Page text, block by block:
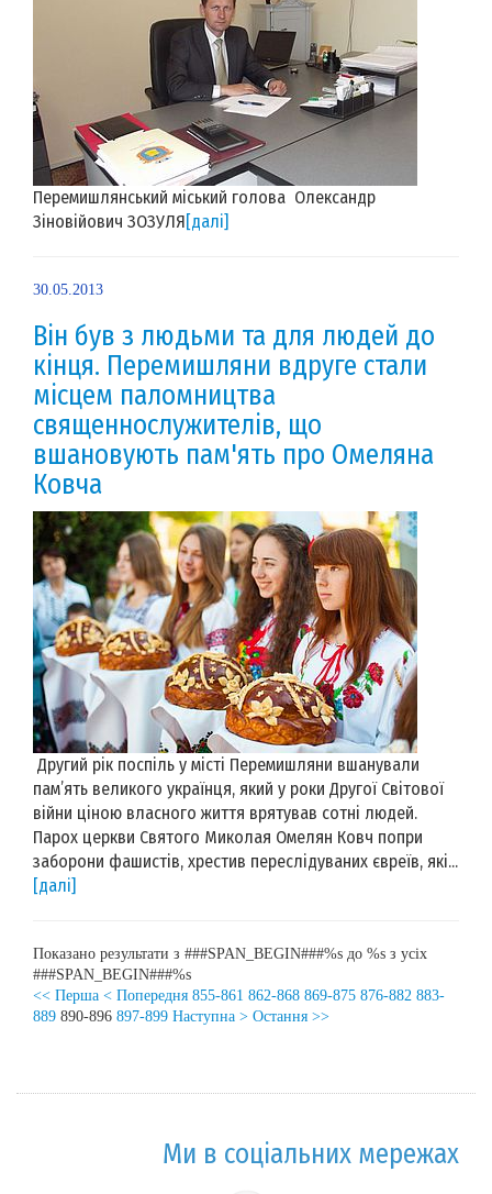
Перемишлянський міський голова Олександр
Зіновійович ЗОЗУЛЯ[далі]
30.05.2013
Він був з людьми та для людей до
кінця. Перемишляни вдруге стали
місцем паломництва
священнослужителів, що
вшановують пам'ять про Омеляна
Ковча
Другий рік поспіль у місті Перемишляни вшанували
пам’ять великого українця, який у роки Другої Світової
війни ціною власного життя врятував сотні людей.
Парох церкви Святого Миколая Омелян Ковч попри
заборони фашистів, хрестив переслідуваних євреїв, які...
[далі]
Показано результати з ###SPAN_BEGIN###%s до %s з усіх
###SPAN_BEGIN###%s
<< Перша < Попередня 855-861 862-868 869-875 876-882 883-
889 890-896 897-899 Наступна > Остання >>
Ми в соціальних мережах